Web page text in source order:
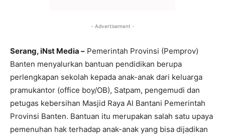
- Advertisement -
Serang, iNst Media – Pemerintah Provinsi (Pemprov)
Banten menyalurkan bantuan pendidikan berupa
perlengkapan sekolah kepada anak-anak dari keluarga
pramukantor (office boy/OB), Satpam, pengemudi dan
petugas kebersihan Masjid Raya Al Bantani Pemerintah
Provinsi Banten. Bantuan itu merupakan salah satu upaya
pemenuhan hak terhadap anak-anak yang bisa dijadikan